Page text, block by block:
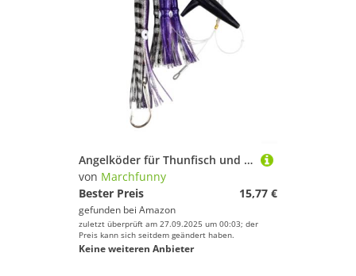
Angelköder für Thunfisch und Tintenfisch, mit Haken aus Karbonstahl und dynamischer Bewegungssimulation (C6)
von Marchfunny
Bester Preis
15,77 €
gefunden bei Amazon
zuletzt überprüft am 27.09.2025 um 00:03; der
Preis kann sich seitdem geändert haben.
Keine weiteren Anbieter